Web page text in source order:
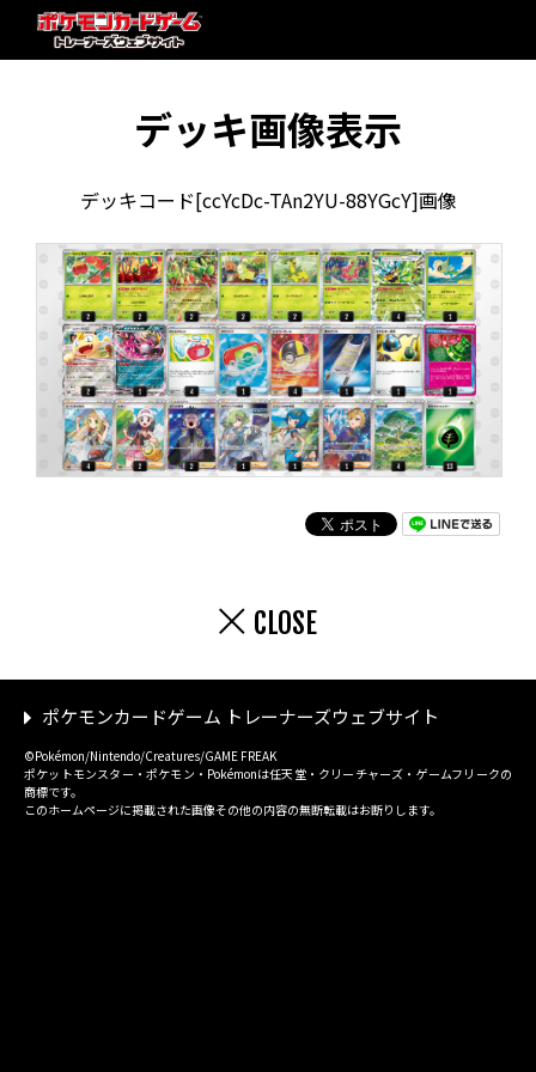
デッキ画像表示
デッキコード[ccYcDc-TAn2YU-88YGcY]画像
CLOSE
ポケモンカードゲーム トレーナーズウェブサイト
©Pokémon/Nintendo/Creatures/GAME FREAK
ポケットモンスター・ポケモン・Pokémonは任天堂・クリーチャーズ・ゲームフリークの
商標です。
このホームページに掲載された画像その他の内容の無断転載はお断りします。